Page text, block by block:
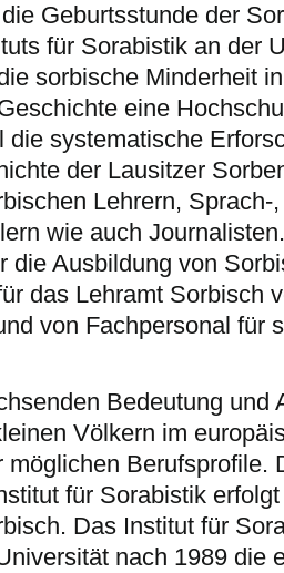
Geburtsstunde der
für Sorabistik an der
sorbische Minderheit
eine
die systematische
der Lausitzer
Lehrern, Sprach-
wie auch
die Ausbildung von
das Lehramt Sorbisch
von Fachpersonal für
Bedeutung und
Völkern im
möglichen Berufsprofile.
für Sorabistik
Das Institut für
nach 1989 die